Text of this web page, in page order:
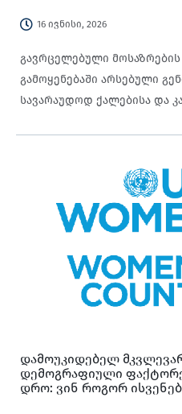
16 ივნისი, 2026
გავრცელებული
გამოყენებაში არსებული
სავარაუდოდ ქალებისა და
დასაქმებული კაცები
2020–2021 წლების
კვლევის მონაცემები
განსხვავებები ნარჩუნდება
სრულ განაკვეთზე
პირობებშიც, რაც
განაწილებაზე, ისე დროის
დამოუკიდებელ
დემოგრაფიული
დრო: ვინ როგორ